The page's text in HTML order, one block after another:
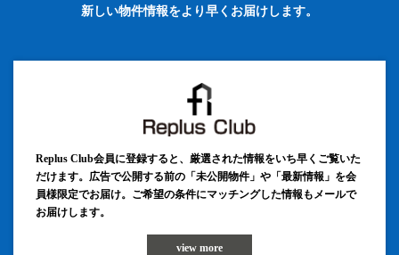
新しい物件情報をより早くお届けします。
Replus Club会員に登録すると、厳選された情報をいち早くご覧いた
だけます。広告で公開する前の「未公開物件」や「最新情報」を会
員様限定でお届け。ご希望の条件にマッチングした情報もメールで
お届けします。
view more